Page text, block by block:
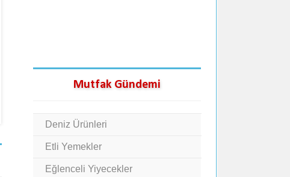
Mutfak Gündemi
Deniz Ürünleri
Etli Yemekler
Eğlenceli Yiyecekler